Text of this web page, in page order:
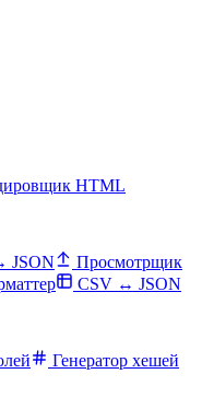
HTML
JSON
Просмотрщик
CSV ↔ JSON
Генератор хешей